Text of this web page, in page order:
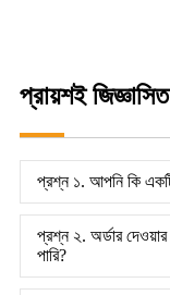
প্রায়শই
প্রশ্ন ১. আপনি কি একটি
প্রশ্ন ২. অর্ডার
পারি?